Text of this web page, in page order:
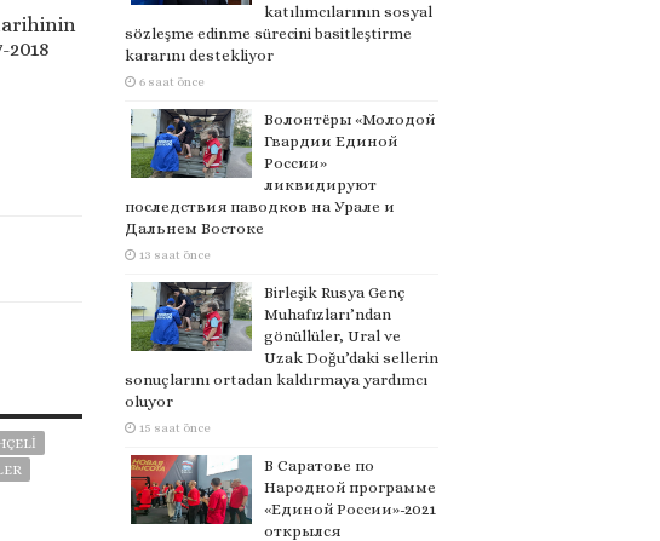
katılımcılarının sosyal
sözleşme edinme sürecini basitleştirme
kararını destekliyor
6 saat önce
Волонтёры «Молодой
Гвардии Единой
России»
ликвидируют
последствия паводков на Урале и
Дальнем Востоке
13 saat önce
Birleşik Rusya Genç
Muhafızları’ndan
gönüllüler, Ural ve
Uzak Doğu’daki sellerin
sonuçlarını ortadan kaldırmaya yardımcı
oluyor
15 saat önce
В Саратове по
Народной программе
«Единой России»-2021
открылся